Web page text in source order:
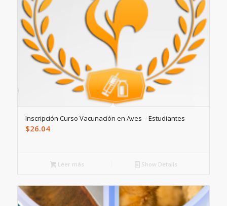
Inscripción Curso Vacunación en Aves – Estudiantes
$26.04
Leer más Show Details